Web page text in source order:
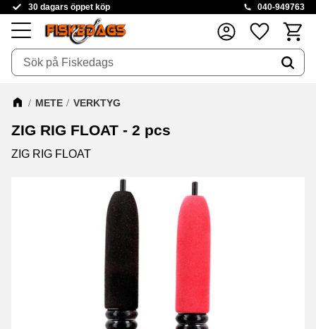
Meny
30 dagars öppet köp 040-949763
Favoriter
METE VERKTYG
ZIG RIG FLOAT - 2 pcs
ZIG RIG FLOAT